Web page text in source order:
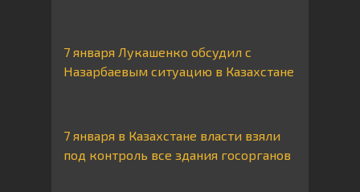
7 января Лукашенко обсудил с
Назарбаевым ситуацию в Казахстане
7 января в Казахстане власти взяли
под контроль все здания госорганов